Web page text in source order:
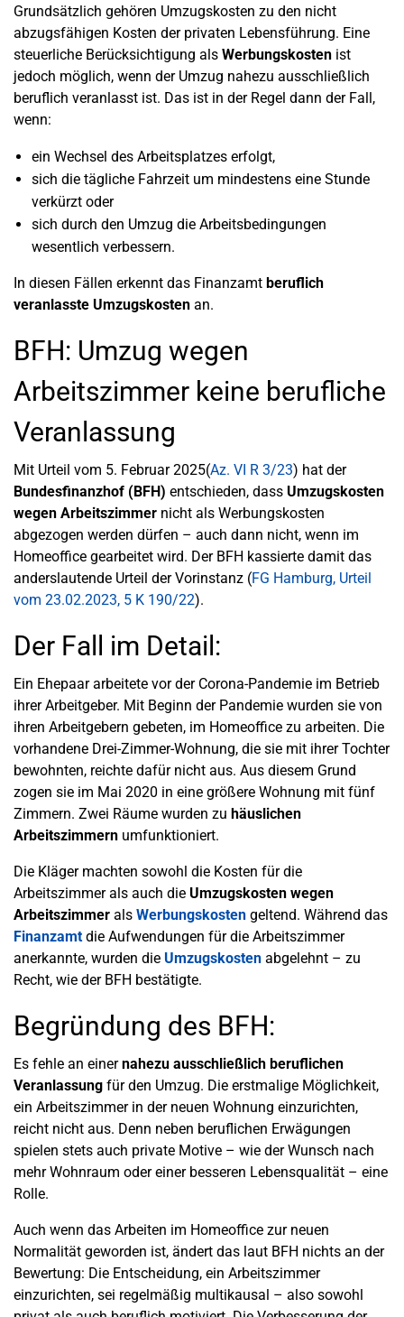
Grundsätzlich gehören Umzugskosten zu den nicht
abzugsfähigen Kosten der privaten Lebensführung. Eine
steuerliche Berücksichtigung als Werbungskosten ist
jedoch möglich, wenn der Umzug nahezu ausschließlich
beruflich veranlasst ist. Das ist in der Regel dann der Fall,
wenn:
ein Wechsel des Arbeitsplatzes erfolgt,
sich die tägliche Fahrzeit um mindestens eine Stunde
verkürzt oder
sich durch den Umzug die Arbeitsbedingungen
wesentlich verbessern.
In diesen Fällen erkennt das Finanzamt beruflich
veranlasste Umzugskosten an.
BFH: Umzug wegen
Arbeitszimmer keine berufliche
Veranlassung
Mit Urteil vom 5. Februar 2025(Az. VI R 3/23) hat der
Bundesfinanzhof (BFH) entschieden, dass Umzugskosten
wegen Arbeitszimmer nicht als Werbungskosten
abgezogen werden dürfen – auch dann nicht, wenn im
Homeoffice gearbeitet wird. Der BFH kassierte damit das
anderslautende Urteil der Vorinstanz (FG Hamburg, Urteil
vom 23.02.2023, 5 K 190/22).
Der Fall im Detail:
Ein Ehepaar arbeitete vor der Corona-Pandemie im Betrieb
ihrer Arbeitgeber. Mit Beginn der Pandemie wurden sie von
ihren Arbeitgebern gebeten, im Homeoffice zu arbeiten. Die
vorhandene Drei-Zimmer-Wohnung, die sie mit ihrer Tochter
bewohnten, reichte dafür nicht aus. Aus diesem Grund
zogen sie im Mai 2020 in eine größere Wohnung mit fünf
Zimmern. Zwei Räume wurden zu häuslichen
Arbeitszimmern umfunktioniert.
Die Kläger machten sowohl die Kosten für die
Arbeitszimmer als auch die Umzugskosten wegen
Arbeitszimmer als Werbungskosten geltend. Während das
Finanzamtdie Aufwendungen für die Arbeitszimmer
anerkannte, wurden die Umzugskosten abgelehnt – zu
Recht, wie der BFH bestätigte.
Begründung des BFH:
Es fehle an einernahezu ausschließlich beruflichen
Veranlassung für den Umzug. Die erstmalige Möglichkeit,
ein Arbeitszimmer in der neuen Wohnung einzurichten,
reicht nicht aus. Denn neben beruflichen Erwägungen
spielen stets auch private Motive – wie der Wunsch nach
mehr Wohnraum oder einer besseren Lebensqualität – eine
Rolle.
Auch wenn das Arbeiten im Homeoffice zur neuen
Normalität geworden ist, ändert das laut BFH nichts an der
Bewertung: Die Entscheidung, ein Arbeitszimmer
einzurichten, sei regelmäßig multikausal – also sowohl